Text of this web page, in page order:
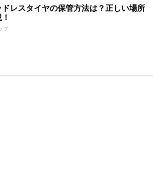
ドレスタイヤの保管方法は？正しい場所
プ